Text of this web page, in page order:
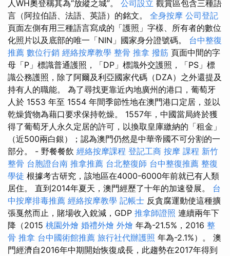
人WH奧登稱其為“放縱之城”。 公司設立 觀賞區包含三種語
言（阿拉伯語、法語、英語）的銘文。 全身按摩 公司登記
頁面左側有用三種語言寫成的「護照」字樣、所有者的數位
化照片以及底部的唯一「NIN」國家身分證號碼。 台中整復
推薦 數位行銷 經絡按摩教學 整骨 推拿 撥筋 頁面中間的字
母「P」標識普通護照，「DP」標識外交護照，「PS」標
識公務護照，除了阿爾及利亞國家代碼（DZA）之外還提及
持有人的職能。 為了尋找更靠近內地廣州的港口，葡萄牙
人於 1553 年至 1554 年間季節性地在澳門港口定居，並以
乾燥貨物為藉口要求保持乾燥。 1557年，中國當局終於獲
得了葡萄牙人永久定居的許可，以換取皇庫繳納的「租金」
（近500兩白銀）；認為澳門仍然是中華帝國不可分割的一
部分。 - 野餐餐飲 經絡按摩課程 登記工商 按摩 課程 新竹
整骨 台胞證台南 推拿推薦 台北整復師 台中整復推薦 整復
學徒 根據考古研究，該地區在4000-6000年前就已有人類
居住。 直到2014年夏天，澳門經歷了十年的加速發展。 台
中按摩排毒推薦 經絡按摩教學 記帳士 反貪腐運動使這種擴
張戛然而止，賭場收入銳減，GDP 推拿師證照 連續兩年下
降（2015 桃園外燴 婚禮外燴 外燴 年為-21.5%，2016 整
骨 推拿 台中國術館推薦 旅行社代辦護照 年為-2.1%）。 澳
門經濟自2016年中期開始恢復成長，此趨勢在2017年得到